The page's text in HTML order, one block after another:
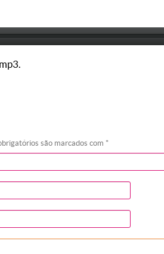
são marcados com *